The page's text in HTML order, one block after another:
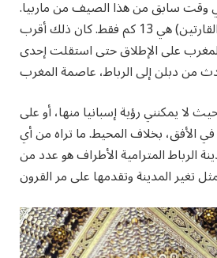
وقت سابق من هذا الصيف من ماربيا.
المسافة بين البلدين (والقارتين) هي 13 كم فقط. كان ذلك أقرب
على الإطلاق حتى استقلت إحدى
لا يمكنني رؤية إسبانيا منها، أو على
الأفق، بخلاف المحيط. ما تراه من أي
الرباط المترامية الأطراف هو عدد من